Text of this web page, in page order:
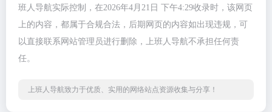
班人导航实际控制，在2026年4月21日 下午4:29收录时，该网页
上的内容，都属于合规合法，后期网页的内容如出现违规，可
以直接联系网站管理员进行删除，上班人导航不承担任何责
任。
上班人导航致力于优质、实用的网络站点资源收集与分享！